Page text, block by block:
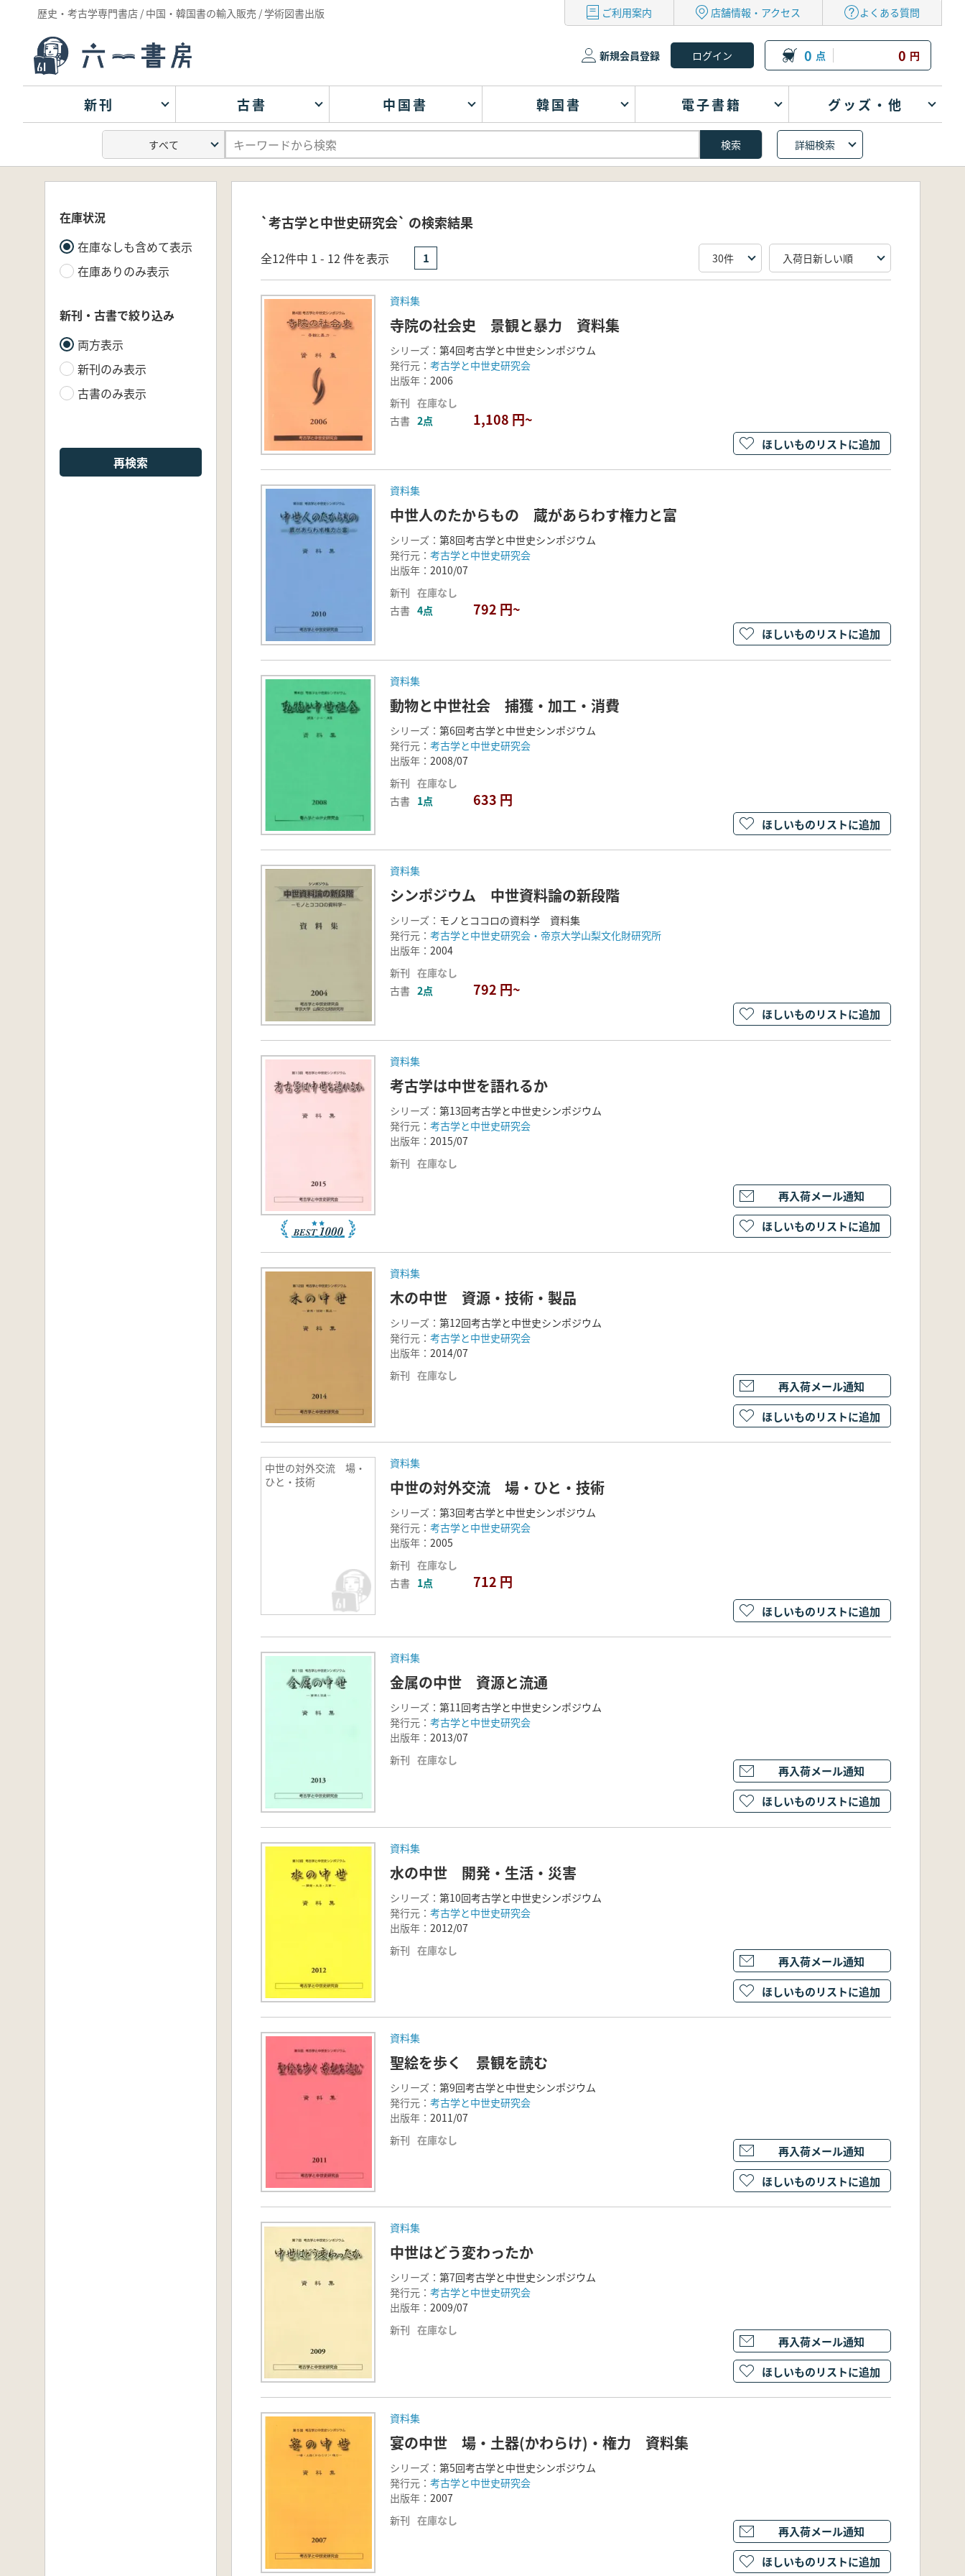
歴史・考古学専門書店 / 中国・韓国書の輸入販売 / 学術図書出版 ご利用案内 店舗情報・アクセス よくある質問
新規会員登録 0 点 0 円
新刊 古書 中国書 韓国書 電子書籍 グッズ・他
詳細検索
在庫状況
在庫なしも含めて表示
在庫ありのみ表示
新刊・古書で絞り込み
両方表示
新刊のみ表示
古書のみ表示
再検索
`考古学と中世史研究会` の検索結果
全12件中 1 - 12 件を表示 1
資料集
寺院の社会史 景観と暴力 資料集
シリーズ： 第4回考古学と中世史シンポジウム
発行元： 考古学と中世史研究会
出版年： 2006
新刊 在庫なし
古書 2点 1,108 円~
ほしいものリストに追加
資料集
中世人のたからもの 蔵があらわす権力と富
シリーズ： 第8回考古学と中世史シンポジウム
発行元： 考古学と中世史研究会
出版年： 2010/07
新刊 在庫なし
古書 4点 792 円~
ほしいものリストに追加
資料集
動物と中世社会 捕獲・加工・消費
シリーズ： 第6回考古学と中世史シンポジウム
発行元： 考古学と中世史研究会
出版年： 2008/07
新刊 在庫なし
古書 1点 633 円
ほしいものリストに追加
資料集
シンポジウム 中世資料論の新段階
シリーズ： モノとココロの資料学 資料集
発行元： 考古学と中世史研究会・帝京大学山梨文化財研究所
出版年： 2004
新刊 在庫なし
古書 2点 792 円~
ほしいものリストに追加
資料集
考古学は中世を語れるか
シリーズ： 第13回考古学と中世史シンポジウム
発行元： 考古学と中世史研究会
出版年： 2015/07
新刊 在庫なし
再入荷メール通知
ほしいものリストに追加
資料集
木の中世 資源・技術・製品
シリーズ： 第12回考古学と中世史シンポジウム
発行元： 考古学と中世史研究会
出版年： 2014/07
新刊 在庫なし
再入荷メール通知
ほしいものリストに追加
中世の対外交流 場・
ひと・技術
資料集
中世の対外交流 場・ひと・技術
シリーズ： 第3回考古学と中世史シンポジウム
発行元： 考古学と中世史研究会
出版年： 2005
新刊 在庫なし
古書 1点 712 円
ほしいものリストに追加
資料集
金属の中世 資源と流通
シリーズ： 第11回考古学と中世史シンポジウム
発行元： 考古学と中世史研究会
出版年： 2013/07
新刊 在庫なし
再入荷メール通知
ほしいものリストに追加
資料集
水の中世 開発・生活・災害
シリーズ： 第10回考古学と中世史シンポジウム
発行元： 考古学と中世史研究会
出版年： 2012/07
新刊 在庫なし
再入荷メール通知
ほしいものリストに追加
資料集
聖絵を歩く 景観を読む
シリーズ： 第9回考古学と中世史シンポジウム
発行元： 考古学と中世史研究会
出版年： 2011/07
新刊 在庫なし
再入荷メール通知
ほしいものリストに追加
資料集
中世はどう変わったか
シリーズ： 第7回考古学と中世史シンポジウム
発行元： 考古学と中世史研究会
出版年： 2009/07
新刊 在庫なし
再入荷メール通知
ほしいものリストに追加
資料集
宴の中世 場・土器(かわらけ)・権力 資料集
シリーズ： 第5回考古学と中世史シンポジウム
発行元： 考古学と中世史研究会
出版年： 2007
新刊 在庫なし
再入荷メール通知
ほしいものリストに追加